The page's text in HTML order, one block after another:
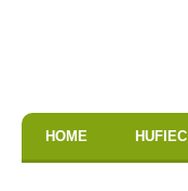
HOME HUFIEC